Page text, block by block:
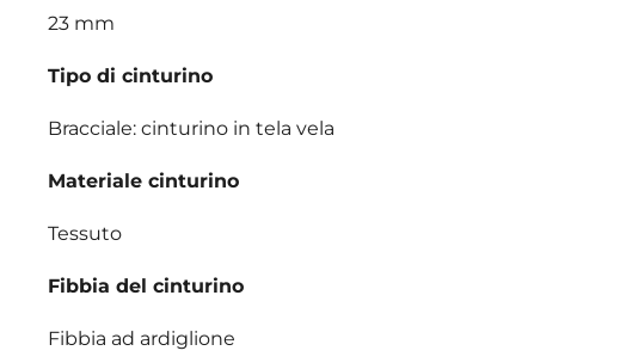
23 mm
Tipo di cinturino
Bracciale: cinturino in tela vela
Materiale cinturino
Tessuto
Fibbia del cinturino
Fibbia ad ardiglione